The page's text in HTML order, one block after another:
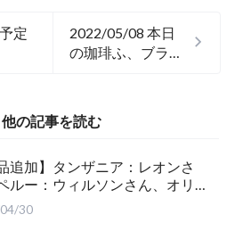
定
2022/05/08 本日
の珈琲ふ、ブラジ
他の記事を読む
追加】タンザニア：レオンさ
ルー：ウィルソンさん、オリ
ブレンド：かぐら 珈琲豆追
30